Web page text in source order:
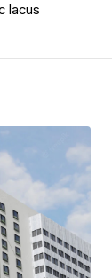
lacus